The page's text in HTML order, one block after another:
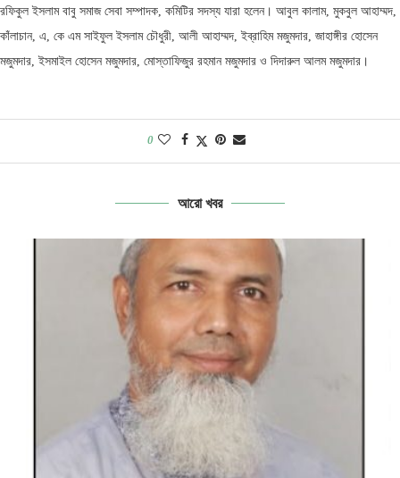
রফিকুল ইসলাম বাবু সমাজ সেবা সম্পাদক, কমিটির সদস্য যারা হলেন। আবুল কালাম, মুকবুল আহাম্মদ,
কাঁলাচান, এ, কে এম সাইফুল ইসলাম চৌধুরী, আলী আহাম্মদ, ইব্রাহিম মজুমদার, জাহাঙ্গীর হোসেন
মজুমদার, ইসমাইল হোসেন মজুমদার, মোস্তাফিজুর রহমান মজুমদার ও দিদারুল আলম মজুমদার।
0
আরো খবর